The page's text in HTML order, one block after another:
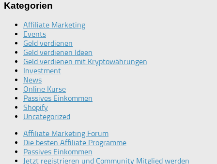
Kategorien
Affiliate Marketing
Events
Geld verdienen
Geld verdienen Ideen
Geld verdienen mit Kryptowährungen
Investment
News
Online Kurse
Passives Einkommen
Shopify
Uncategorized
Affiliate Marketing Forum
Die besten Affiliate Programme
Passives Einkommen
Jetzt registrieren und Community Mitglied werden